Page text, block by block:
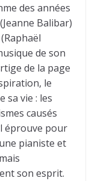
des années
Balibar)
de son
de la page
le
sa vie : les
causés
éprouve pour
pianiste et
son esprit.